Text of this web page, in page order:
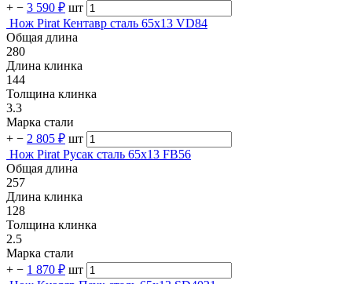
+ − 3 590 ₽ шт
Нож Pirat Кентавр сталь 65х13 VD84
Общая длина
280
Длина клинка
144
Толщина клинка
3.3
Марка стали
+ − 2 805 ₽ шт
Нож Pirat Русак сталь 65х13 FB56
Общая длина
257
Длина клинка
128
Толщина клинка
2.5
Марка стали
+ − 1 870 ₽ шт